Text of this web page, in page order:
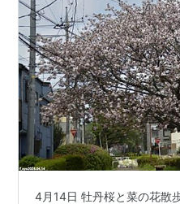
4月14日 牡丹桜と菜の花散